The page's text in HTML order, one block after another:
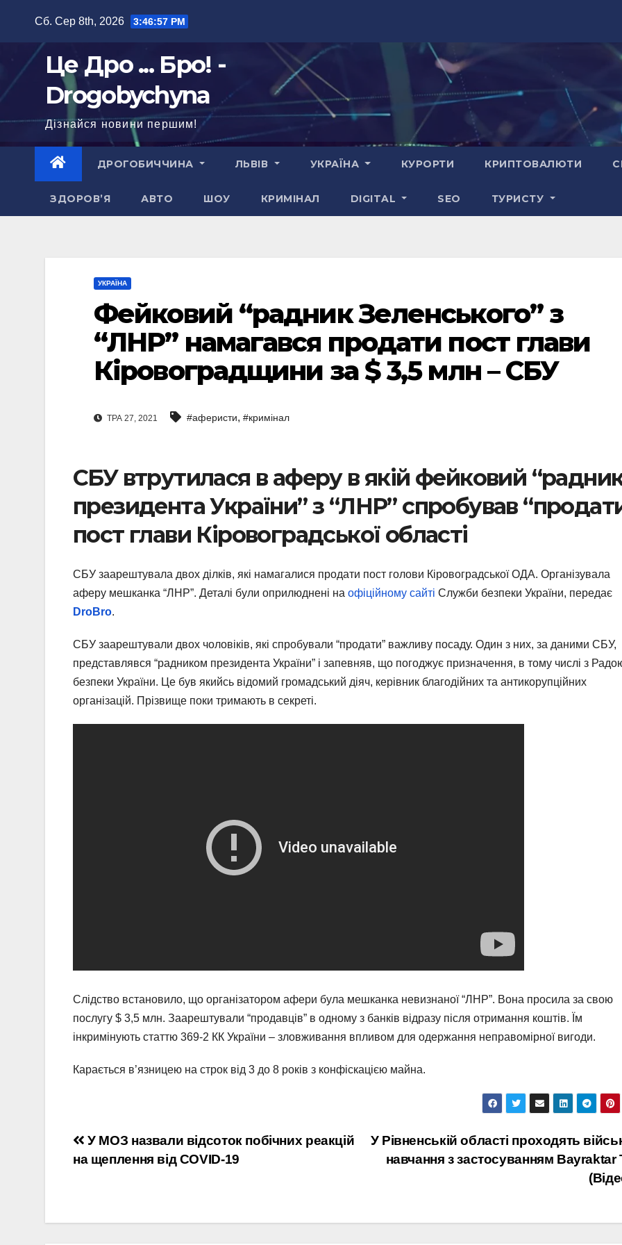
Сб. Сер 8th, 2026 3:46:58 PM
Це Дро ... Бро! -
Drogobychyna
Дізнайся новини першим!
ДРОГОБИЧЧИНА ЛЬВІВ УКРАЇНА КУРОРТИ КРИПТОВАЛЮТИ
ЗДОРОВ’Я АВТО ШОУ КРИМІНАЛ DIGITAL SEO ТУРИСТУ
УКРАЇНА
Фейковий “радник Зеленського” з
“ЛНР” намагався продати пост глави
Кіровоградщини за $ 3,5 млн – СБУ
ТРА 27, 2021 #аферисти, #кримінал
СБУ втрутилася в аферу в якій фейковий
президента України” з “ЛНР” спробував
пост глави Кіровоградської області
СБУ заарештувала двох ділків, які намагалися продати пост голови Кіровоградської ОДА. Організувала
аферу мешканка “ЛНР”. Деталі були оприлюднені на офіційному сайті Служби безпеки України, передає
DroBro.
СБУ заарештували двох чоловіків, які спробували “продати” важливу посаду. Один з них, за даними СБУ,
представлявся “радником президента України” і запевняв, що погоджує призначення, в тому числі з
безпеки України. Це був якийсь відомий громадський діяч, керівник благодійних та антикорупційних
організацій. Прізвище поки тримають в секреті.
Слідство встановило, що організатором афери була мешканка невизнаної “ЛНР”. Вона просила за свою
послугу $ 3,5 млн. Заарештували “продавців” в одному з банків відразу після отримання коштів. Їм
інкримінують статтю 369-2 КК України – зловживання впливом для одержання неправомірної вигоди.
Карається в’язницею на строк від 3 до 8 років з конфіскацією майна.
Навігація
записів
У Рівненській області проходять
навчання з застосуванням Bayraktar
У МОЗ назвали відсоток побічних реакцій
на щеплення від COVID-19